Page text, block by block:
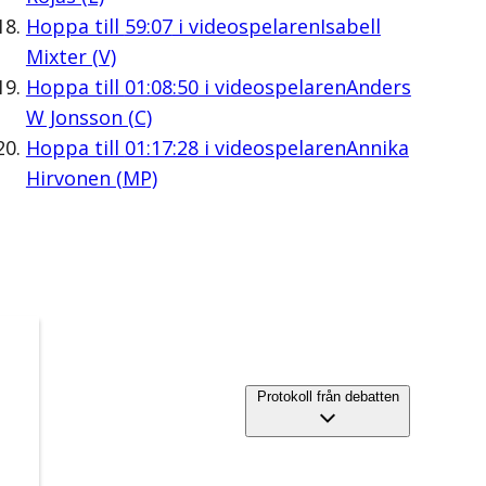
Hoppa till 59:07i videospelarenIsabell
Mixter (V)
Hoppa till 01:08:50i videospelarenAnders
W Jonsson (C)
Hoppa till 01:17:28i videospelarenAnnika
Hirvonen (MP)
Protokoll från debatten